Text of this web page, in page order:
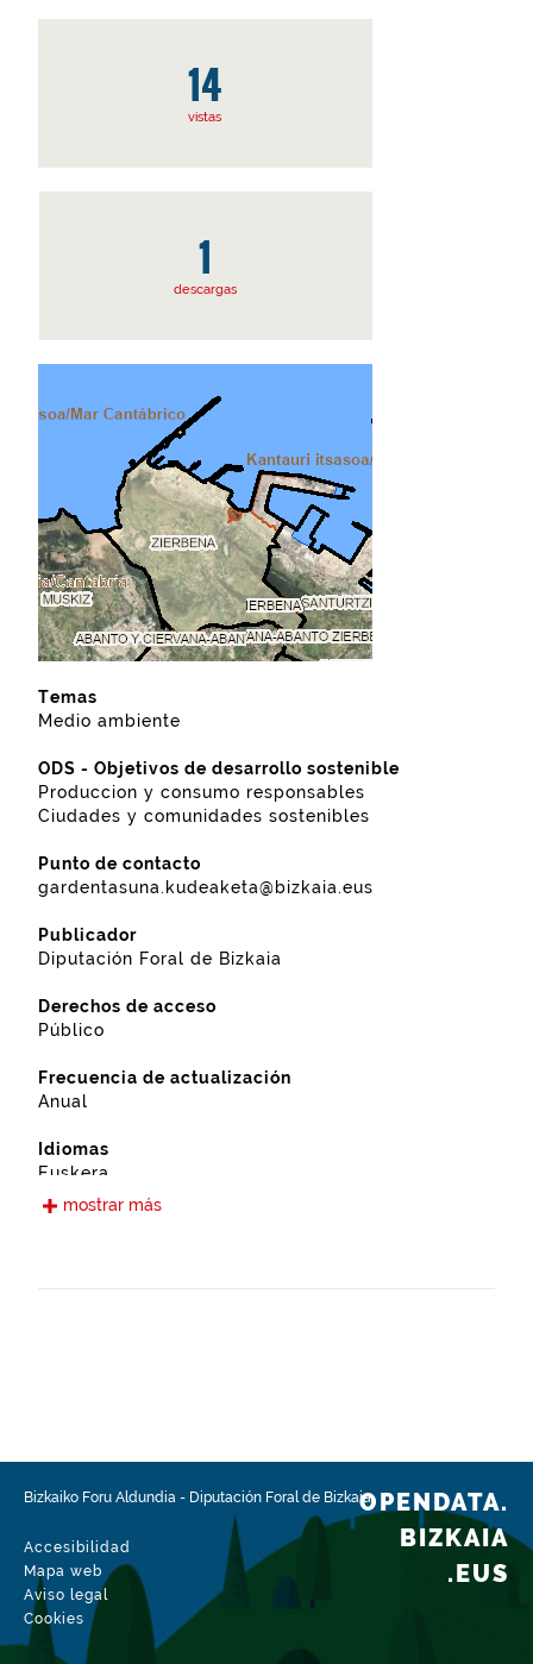
14
vistas
1
descargas
Temas
Medio ambiente
ODS - Objetivos de desarrollo sostenible
Produccion y consumo responsables
Ciudades y comunidades sostenibles
Punto de contacto
gardentasuna.kudeaketa@bizkaia.eus
Publicador
Diputación Foral de Bizkaia
Derechos de acceso
Público
Frecuencia de actualización
Anual
Idiomas
Euskera
Castellano
Fecha de modificación del conjunto de datos
24-06-2026
mostrar más
Bizkaiko Foru Aldundia - Diputación Foral de Bizkaia
Accesibilidad
Mapa web
Aviso legal
Cookies
OPENDATA.
BIZKAIA
.EUS